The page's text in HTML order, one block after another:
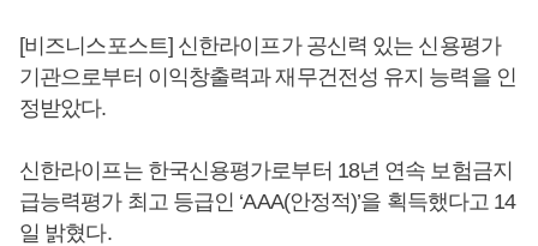
[비즈니스포스트] 신한라이프가 공신력 있는 신용평가
기관으로부터 이익창출력과 재무건전성 유지 능력을 인
정받았다.
신한라이프는 한국신용평가로부터 18년 연속 보험금지
급능력평가 최고 등급인 ‘AAA(안정적)’을 획득했다고 14
일 밝혔다.